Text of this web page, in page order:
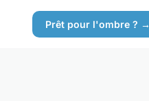
Prêt pour l'ombre ? →